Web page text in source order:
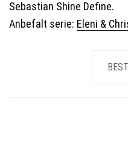
Sebastian Shine Define.
Anbefalt serie: Eleni &